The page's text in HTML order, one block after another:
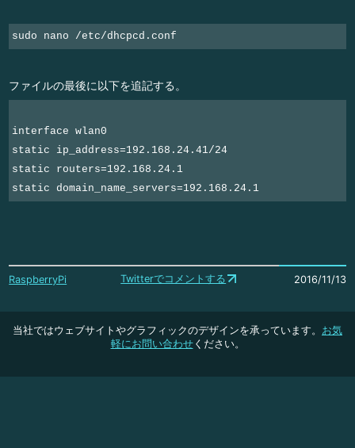
sudo nano /etc/dhcpcd.conf
ファイルの最後に以下を追記する。
interface wlan0
static ip_address=192.168.24.41/24
static routers=192.168.24.1
static domain_name_servers=192.168.24.1
RaspberryPi Twitterでコメントする 2016/11/13
当社ではウェブサイトやグラフィックのデザインを承っています。 お気
軽にお問い合わせください。